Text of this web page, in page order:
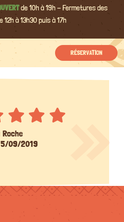
de 10h à 19h - Fermetures des
12h à 13h30 puis à 17h
RÉSERVATION
09/2019